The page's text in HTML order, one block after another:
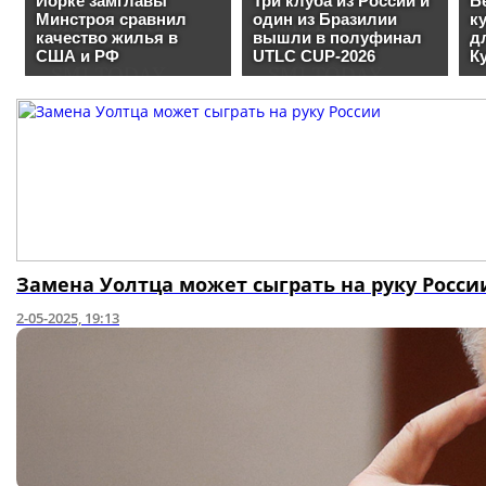
Замена Уолтца может сыграть на руку
2-05-2025, 19:13